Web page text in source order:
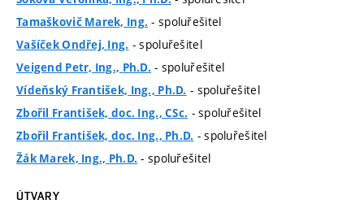
Tamaškovič Marek, Ing. - spoluřešitel
Vašíček Ondřej, Ing. - spoluřešitel
Veigend Petr, Ing., Ph.D. - spoluřešitel
Vídeňský František, Ing., Ph.D. - spoluřešitel
Zbořil František, doc. Ing., CSc. - spoluřešitel
Zbořil František, doc. Ing., Ph.D. - spoluřešitel
Žák Marek, Ing., Ph.D. - spoluřešitel
ÚTVARY